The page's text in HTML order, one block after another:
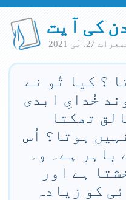
کی آیت
27. مٓی 2021
؟ کیا تُو نے
خُدایِ ابدی
تھکتا
ہوتا؟ اُس
باہر ہے۔ وہ
ہے اور
کو زیادہ